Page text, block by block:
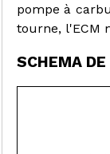
pompe à
tourne, l'ECM
SCHEMA